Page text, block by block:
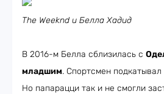
The Weeknd и Белла Хадид
В 2016-м Белла сблизилась с
младшим. Спортсмен
Но папарацци так и не смогли